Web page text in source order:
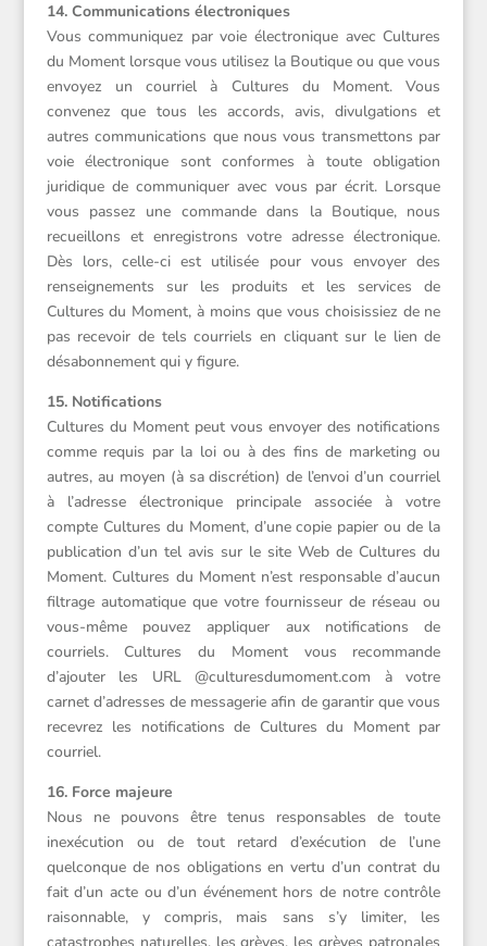
14. Communications électroniques
Vous communiquez par voie électronique avec Cultures
du Moment lorsque vous utilisez la Boutique ou que vous
envoyez un courriel à Cultures du Moment. Vous
convenez que tous les accords, avis, divulgations et
autres communications que nous vous transmettons par
voie électronique sont conformes à toute obligation
juridique de communiquer avec vous par écrit. Lorsque
vous passez une commande dans la Boutique, nous
recueillons et enregistrons votre adresse électronique.
Dès lors, celle-ci est utilisée pour vous envoyer des
renseignements sur les produits et les services de
Cultures du Moment, à moins que vous choisissiez de ne
pas recevoir de tels courriels en cliquant sur le lien de
désabonnement qui y figure.
15. Notifications
Cultures du Moment peut vous envoyer des notifications
comme requis par la loi ou à des fins de marketing ou
autres, au moyen (à sa discrétion) de l’envoi d’un courriel
à l’adresse électronique principale associée à votre
compte Cultures du Moment, d’une copie papier ou de la
publication d’un tel avis sur le site Web de Cultures du
Moment. Cultures du Moment n’est responsable d’aucun
filtrage automatique que votre fournisseur de réseau ou
vous-même pouvez appliquer aux notifications de
courriels. Cultures du Moment vous recommande
d’ajouter les URL @culturesdumoment.com à votre
carnet d’adresses de messagerie afin de garantir que vous
recevrez les notifications de Cultures du Moment par
courriel.
16. Force majeure
Nous ne pouvons être tenus responsables de toute
inexécution ou de tout retard d’exécution de l’une
quelconque de nos obligations en vertu d’un contrat du
fait d’un acte ou d’un événement hors de notre contrôle
raisonnable, y compris, mais sans s’y limiter, les